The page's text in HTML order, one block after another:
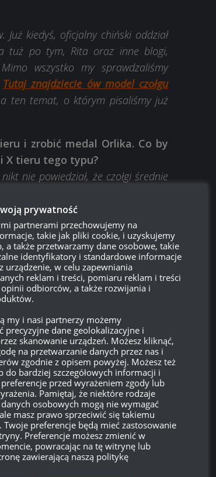
kiedyś, oficjalny chiński oddział
a tuż po tym, Rita oraz inne blogi,
Mimo wszystko my sprawdzaliśmy
Tutaj znajdziecie ów model czołgu
ten temat, o którym pisaliśmy już
i zrobić medal Orlika. Co by
X tieru tego typu?
nie powiedział, że czołgi średnie
pojazdów?
W końcu dwie „splutonowane”
solo.
– przypis redakcji) drzewko
normy.
się dwa lata temu, gdy na
prywatność
partnerami przechowujemy na
takie jak pliki cookie, i uzyskujemy
a także przetwarzamy dane osobowe, takie
identyfikatory i standardowe informacje
urządzenie, w celu zapewniania
reklam i treści, pomiaru reklam i treści
odbiorców, a także rozwijania i
my i nasi partnerzy możemy
precyzyjne dane geolokalizacyjne i
skanowanie urządzeń. Możesz kliknąć,
na przetwarzanie danych przez nas i
zgodnie z opisem powyżej. Możesz też
do bardziej szczegółowych informacji i
przed wyrażeniem zgody lub
Pamiętaj, że niektóre rodzaje
osobowych mogą nie wymagać
masz prawo sprzeciwić się takiemu
Twoje preferencje będą mieć zastosowanie
Preferencje możesz zmienić w
powracając na tę witrynę lub
zawierającą naszą politykę